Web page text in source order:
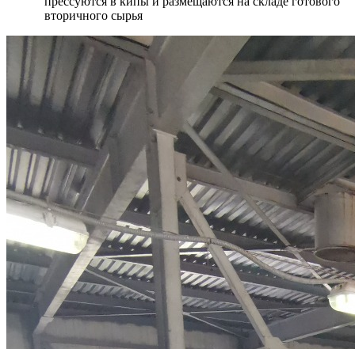
вторичного сырья